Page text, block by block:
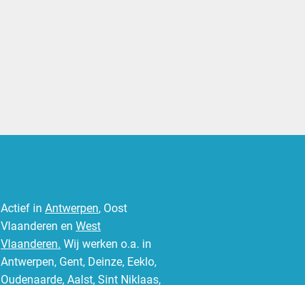
Actief in Antwerpen, Oost
Vlaanderen en West
Vlaanderen. Wij werken o.a. in
Antwerpen, Gent, Deinze, Eeklo,
Oudenaarde, Aalst, Sint Niklaas,